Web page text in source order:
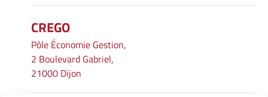
CREGO
Pôle Économie Gestion,
2 Boulevard Gabriel,
21000 Dijon